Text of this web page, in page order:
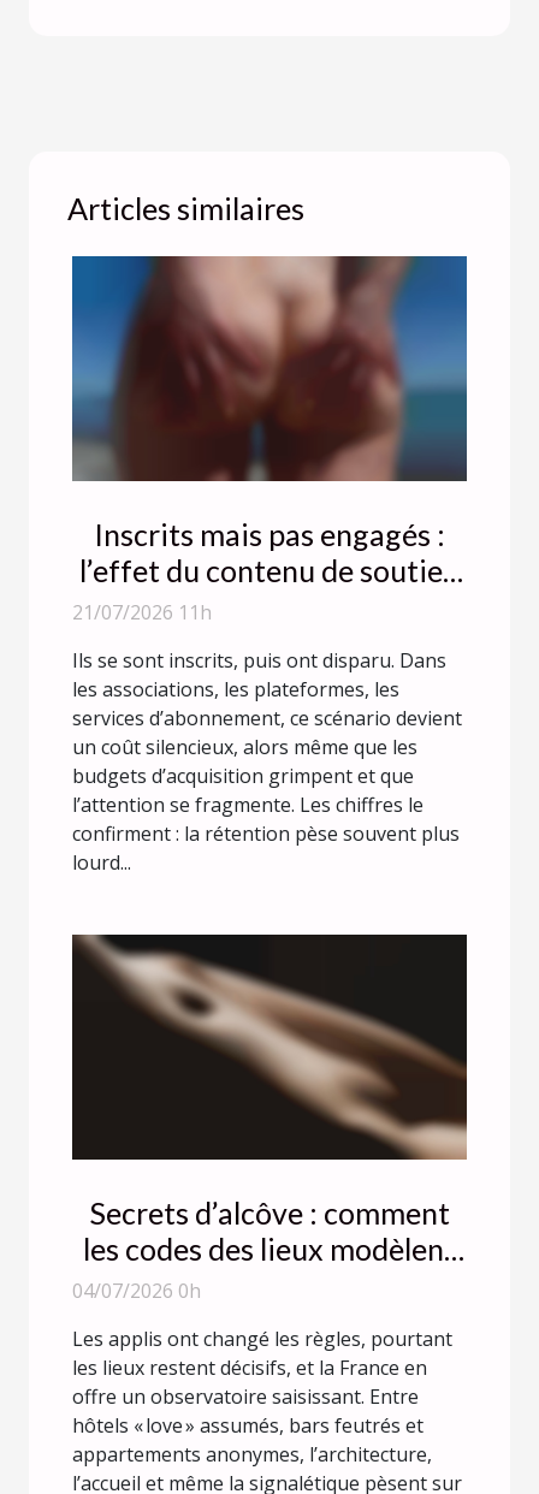
Articles similaires
Inscrits mais pas engagés :
l’effet du contenu de soutien
sur la fidélisation
21/07/2026 11h
Ils se sont inscrits, puis ont disparu. Dans
les associations, les plateformes, les
services d’abonnement, ce scénario devient
un coût silencieux, alors même que les
budgets d’acquisition grimpent et que
l’attention se fragmente. Les chiffres le
confirment : la rétention pèse souvent plus
lourd...
Secrets d’alcôve : comment
les codes des lieux modèlent
la liberté des rencontres
04/07/2026 0h
Les applis ont changé les règles, pourtant
les lieux restent décisifs, et la France en
offre un observatoire saisissant. Entre
hôtels « love » assumés, bars feutrés et
appartements anonymes, l’architecture,
l’accueil et même la signalétique pèsent sur